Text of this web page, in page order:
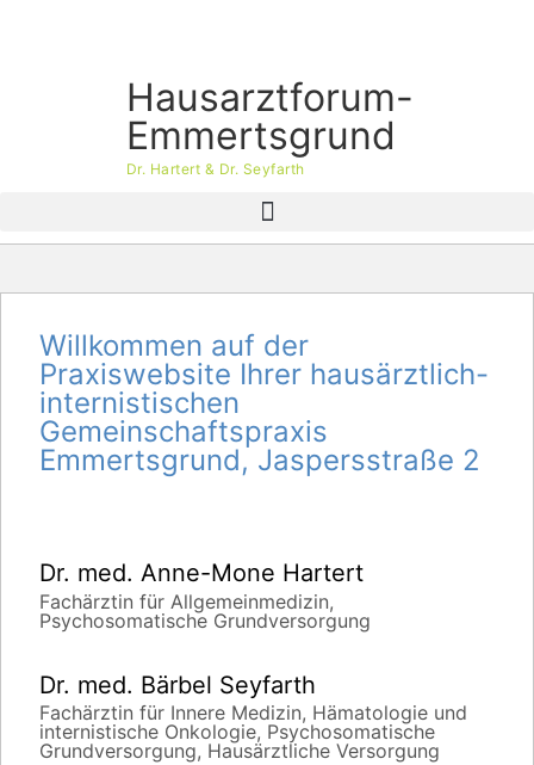
Hausarztforum-
Emmertsgrund
Dr. Hartert & Dr. Seyfarth
Willkommen auf der
Praxiswebsite Ihrer hausärztlich-
internistischen
Gemeinschaftspraxis
Emmertsgrund, Jaspersstraße 2
Dr. med. Anne-Mone Hartert
Fachärztin für Allgemeinmedizin,
Psychosomatische Grundversorgung
Dr. med. Bärbel Seyfarth
Fachärztin für Innere Medizin, Hämatologie und
internistische Onkologie, Psychosomatische
Grundversorgung, Hausärztliche Versorgung